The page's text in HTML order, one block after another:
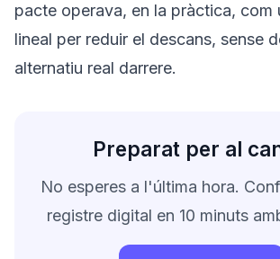
pacte operava, en la pràctica, com
lineal per reduir el descans, sense
alternatiu real darrere.
Preparat per al
No esperes a l'última hora.
registre digital en 10 minuts